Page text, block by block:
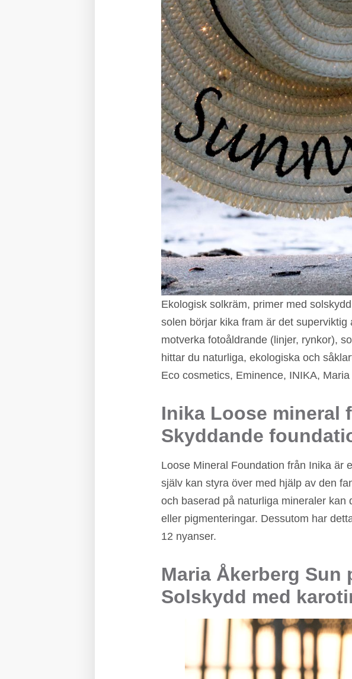
Ekologisk solkräm, primer med
solen börjar kika fram är det
motverka fotoåldrande (linjer, rynkor),
hittar du naturliga, ekologiska och
Eco cosmetics, Eminence, INIKA,
Inika Loose mineral
Skyddande
Loose Mineral Foundation från Inika är
själv kan styra över med hjälp av den
och baserad på naturliga mineraler kan
eller pigmenteringar. Dessutom har
12 nyanser.
Maria Åkerberg Sun
Solskydd med